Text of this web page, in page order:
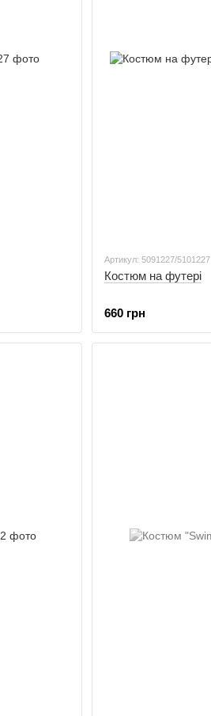
Артикул: 5091227/5101227
Костюм на футері
660 грн